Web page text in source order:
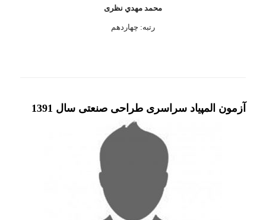
محمد مهدي نظری
رتبه: چهاردهم
آزمون المپیاد سراسری طراحی صنعتی سال 1391